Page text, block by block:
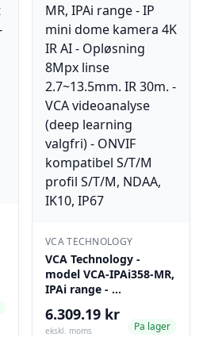
VCA TECHNOLOGY
VCA Technology -
model VCA-IPAi358-MR,
IPAi range - …
6.309.19 kr
ekskl. moms
Pa lager